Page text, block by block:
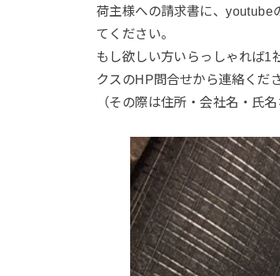
荷主様への請求書に、youtube
てください。
もし欲しい方いらっしゃれば1
クスのHP問合せから連絡くださ
（その際は住所・会社名・氏